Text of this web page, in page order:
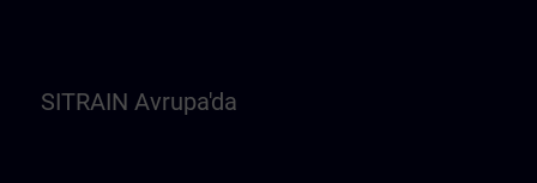
SITRAIN Avrupa'da